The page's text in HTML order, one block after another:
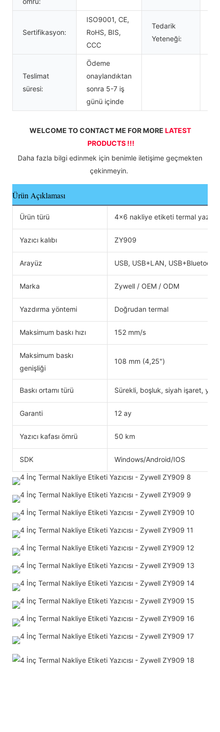
Sertifikasyon:
ISO9001, CE,
RoHS, BIS,
CCC
Tedarik
Yeteneği:
Teslimat
süresi:
Ödeme
onaylandıktan
sonra 5-7 iş
günü içinde
WELCOME TO CONTACT ME FOR MORE LATEST
PRODUCTS !!!
çekinmeyin.
Ürün Açıklaması
Ürün türü 4x6 nakliye etiketi termal
Yazıcı kalıbı ZY909
Arayüz USB, USB+LAN,
Marka Zywell / OEM / ODM
Yazdırma yöntemi Doğrudan termal
Maksimum baskı hızı 152 mm/s
Maksimum baskı
genişliği
108 mm (4,25")
Baskı ortamı türü Sürekli, boşluk, siyah işaret,
Garanti 12 ay
Yazıcı kafası ömrü 50 km
SDK Windows/Android/IOS